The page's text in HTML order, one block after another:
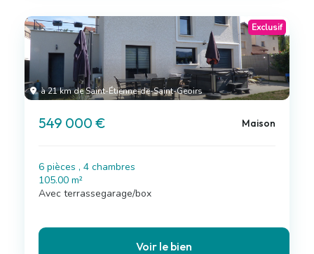
à 21 km de Saint-Étienne-de-Saint-Geoirs
Exclusif
549 000 € Maison
6 pièces , 4 chambres
105.00 m²
Avec terrassegarage/box
Voir le bien